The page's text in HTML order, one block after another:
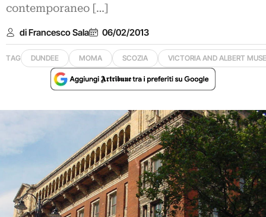
contemporaneo […]
di Francesco Sala 06/02/2013
TAG DUNDEE MOMA SCOZIA VICTORIA AND ALBERT